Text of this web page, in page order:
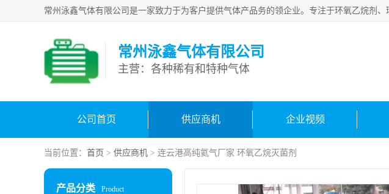
常州泳鑫气体有限公司
主营：各种稀有和特种气体
公司首页 供应商机 企业视频
当前位置： 首页 > 供应商机 > 连云港高纯氦气厂家 环氧乙烷灭菌剂
产品分类 Product